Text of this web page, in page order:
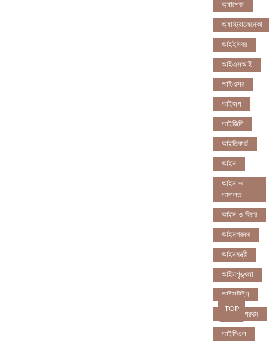
অ্যাশেজ
অ্যাস্ট্রাজেনেকা
আইইউবর
আইএসআই
আইএসর
আইজপ
আইজিপি
আইডিকার্ড
আইন
আইন ও
আদালত
আইন ও বিচার
আইনগরনথ
আইনমন্ত্রী
আইনশৃঙ্খলা
আইন্সটাইন
আইপডসপরথম
আইপিএল
TOP